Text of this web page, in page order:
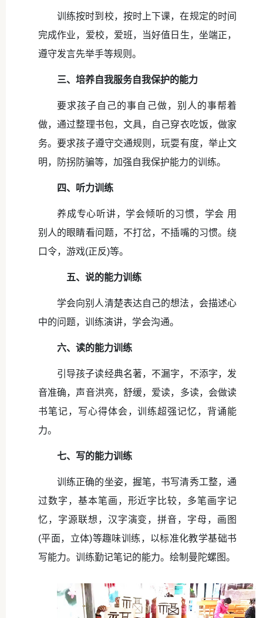
训练按时到校，按时上下课，在规定的时间
完成作业，爱校，爱班，当好值日生，坐端正，
遵守发言先举手等规则。
三、培养自我服务自我保护的能力
要求孩子自己的事自己做，别人的事帮着
做，通过整理书包，文具，自己穿衣吃饭，做家
务。要求孩子遵守交通规则，玩耍有度，举止文
明，防拐防骗等，加强自我保护能力的训练。
四、听力训练
养成专心听讲，学会倾听的习惯，学会 用
别人的眼睛看问题，不打岔，不插嘴的习惯。绕
口令，游戏(正反)等。
五、说的能力训练
学会向别人清楚表达自己的想法，会描述心
中的问题，训练演讲，学会沟通。
六、读的能力训练
引导孩子读经典名著，不漏字，不添字，发
音准确，声音洪亮，舒缓，爱读，多读，会做读
书笔记，写心得体会，训练超强记忆，背诵能
力。
七、写的能力训练
训练正确的坐姿，握笔，书写清秀工整，通
过数字，基本笔画，形近字比较，多笔画字记
忆，字源联想，汉字演变，拼音，字母，画图
(平面，立体)等趣味训练，以标准化教学基础书
写能力。训练勤记笔记的能力。绘制曼陀螺图。